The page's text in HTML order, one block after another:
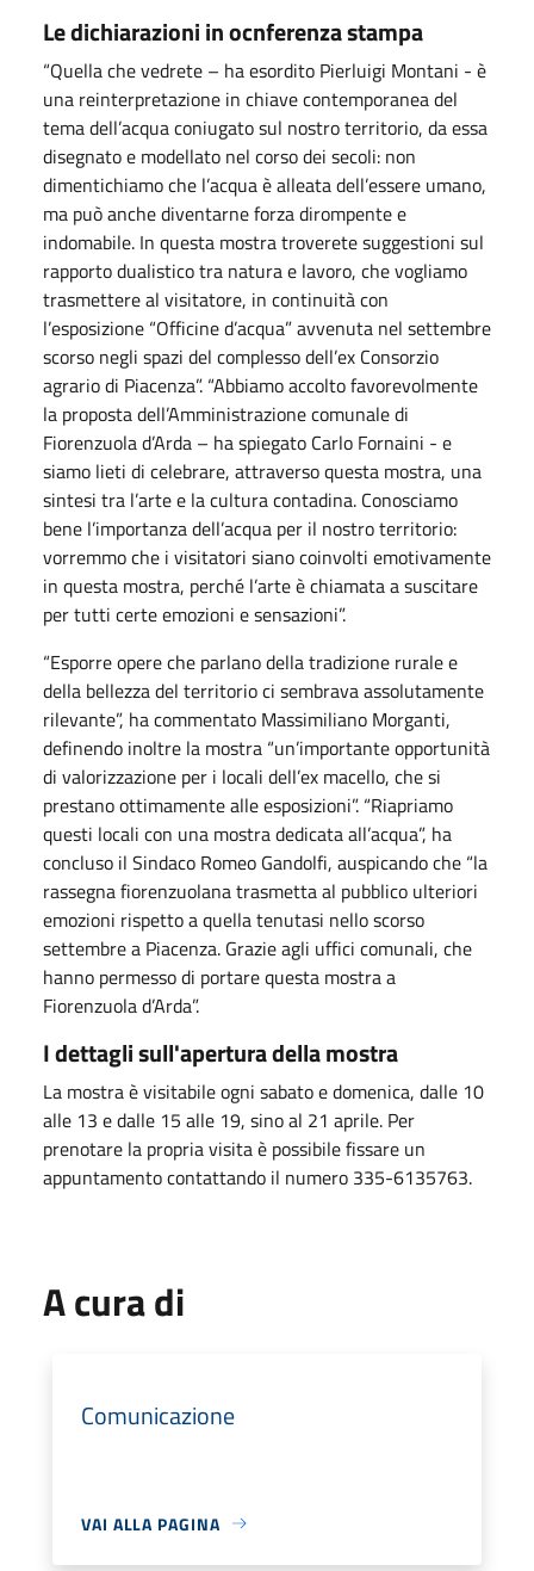
Le dichiarazioni in ocnferenza stampa
“Quella che vedrete – ha esordito Pierluigi Montani - è
una reinterpretazione in chiave contemporanea del
tema dell’acqua coniugato sul nostro territorio, da essa
disegnato e modellato nel corso dei secoli: non
dimentichiamo che l’acqua è alleata dell’essere umano,
ma può anche diventarne forza dirompente e
indomabile. In questa mostra troverete suggestioni sul
rapporto dualistico tra natura e lavoro, che vogliamo
trasmettere al visitatore, in continuità con
l’esposizione “Officine d’acqua” avvenuta nel settembre
scorso negli spazi del complesso dell’ex Consorzio
agrario di Piacenza”. “Abbiamo accolto favorevolmente
la proposta dell’Amministrazione comunale di
Fiorenzuola d’Arda – ha spiegato Carlo Fornaini - e
siamo lieti di celebrare, attraverso questa mostra, una
sintesi tra l’arte e la cultura contadina. Conosciamo
bene l’importanza dell’acqua per il nostro territorio:
vorremmo che i visitatori siano coinvolti emotivamente
in questa mostra, perché l’arte è chiamata a suscitare
per tutti certe emozioni e sensazioni”.
“Esporre opere che parlano della tradizione rurale e
della bellezza del territorio ci sembrava assolutamente
rilevante”, ha commentato Massimiliano Morganti,
definendo inoltre la mostra “un’importante opportunità
di valorizzazione per i locali dell’ex macello, che si
prestano ottimamente alle esposizioni”. “Riapriamo
questi locali con una mostra dedicata all’acqua”, ha
concluso il Sindaco Romeo Gandolfi, auspicando che “la
rassegna fiorenzuolana trasmetta al pubblico ulteriori
emozioni rispetto a quella tenutasi nello scorso
settembre a Piacenza. Grazie agli uffici comunali, che
hanno permesso di portare questa mostra a
Fiorenzuola d’Arda”.
I dettagli sull'apertura della mostra
La mostra è visitabile ogni sabato e domenica, dalle 10
alle 13 e dalle 15 alle 19, sino al 21 aprile. Per
prenotare la propria visita è possibile fissare un
appuntamento contattando il numero 335-6135763.
A cura di
Comunicazione
VAI ALLA PAGINA